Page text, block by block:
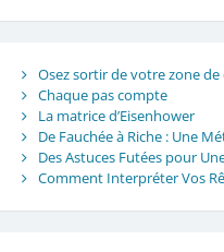
Osez sortir de votre zone
Chaque pas compte
La matrice d’Eisenhower
De Fauchée à Riche : Une
Des Astuces Futées pour
Comment Interpréter Vos